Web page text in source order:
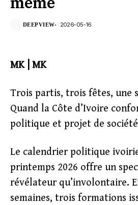
DEEPVIEW 2026-05-16
MK | MK
Trois partis, trois fêtes, une
Quand la Côte d’Ivoire
politique et projet de
Le calendrier politique
printemps 2026 offre un
révélateur qu’involontaire.
semaines, trois formations